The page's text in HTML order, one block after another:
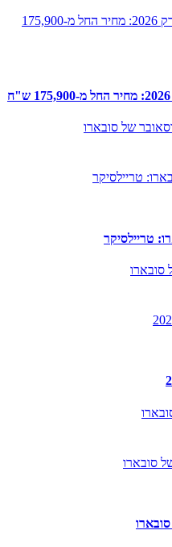
של סובארו
טריילסיקר
סובארו